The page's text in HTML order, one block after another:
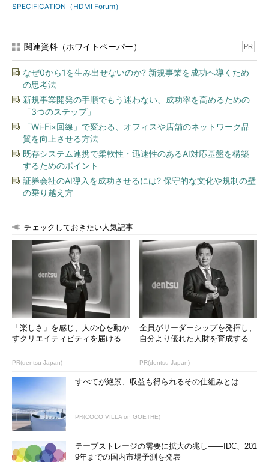
SPECIFICATION（HDMI Forum）
関連資料（ホワイトペーパー） PR
なぜ0から1を生み出せないのか? 新規事業を成功へ導くため
の思考法
新規事業開発の手順でもう迷わない、成功率を高めるための
「3つのステップ」
「Wi-Fi×回線」で変わる、オフィスや店舗のネットワーク品
質を向上させる方法
既存システム連携で柔軟性・迅速性のあるAI対応基盤を構築
するためのポイント
証券会社のAI導入を成功させるには? 保守的な文化や規制の壁
の乗り越え方
チェックしておきたい人気記事
「楽しさ」を感じ、人の心を動か
すクリエイティビティを届ける
PR(dentsu Japan)
全員がリーダーシップを発揮し、
自分より優れた人財を育成する
PR(dentsu Japan)
すべてが絶景、収益も得られるその仕組みとは
PR(COCO VILLA on GOETHE)
テープストレージの需要に拡大の兆し――IDC、201
9年までの国内市場予測を発表